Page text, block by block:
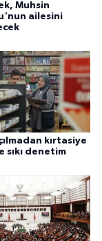
Muhsin
ailesini
kırtasiye
sıkı denetim